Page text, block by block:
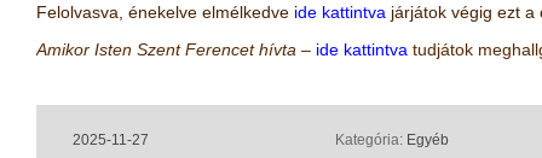
Felolvasva, énekelve elmélkedve ide kattintva járjátok végig ezt a
Amikor Isten Szent Ferencet hívta – ide kattintva tudjátok
2025-11-27 Kategória: Egyéb